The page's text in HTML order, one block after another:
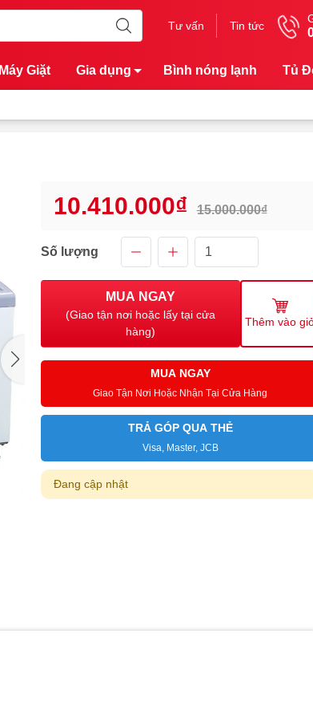
Tư vấn Tin tức
Máy Giặt Gia dụng Bình nóng lạnh Tủ
10.410.000₫ 15.000.000₫
Số lượng
MUA NGAY
(Giao tận nơi hoặc lấy tại cửa
hàng)
Thêm vào
MUA NGAY
Giao Tận Nơi Hoặc Nhận Tại Cửa Hàng
TRẢ GÓP QUA THẺ
Visa, Master, JCB
Đang cập nhật